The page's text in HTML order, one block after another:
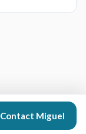
Contact Miguel